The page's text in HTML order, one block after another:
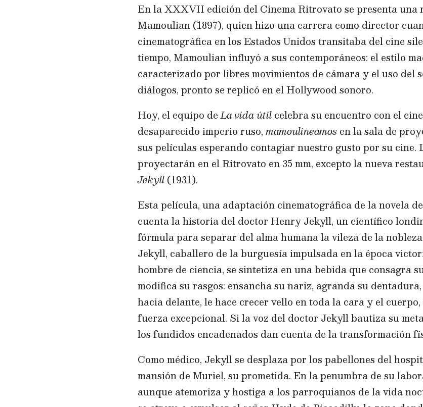
En la XXXVII edición del Cinema Ritrovato se presenta una
Mamoulian (1897), quien hizo una carrera como director
cinematográfica en los Estados Unidos transitaba del cine
tiempo, Mamoulian influyó a sus contemporáneos: el estilo
caracterizado por libres movimientos de cámara y el uso del
diálogos, pronto se replicó en el Hollywood sonoro.
Hoy, el equipo deLa vida útilcelebra su encuentro con el
desaparecido imperio ruso,mamoulineamosen la sala de
sus películas esperando contagiar nuestro gusto por su cine.
proyectarán en el Ritrovato en 35 mm, excepto la nueva
Jekyll(1931).
Esta película, una adaptación cinematográfica de la novela
cuenta la historia del doctor Henry Jekyll, un científico
fórmula para separar del alma humana la vileza de la
Jekyll, caballero de la burguesía impulsada en la época
hombre de ciencia, se sintetiza en una bebida que consagra
modifica su rasgos: ensancha su nariz, agranda su
hacia delante, le hace crecer vello en toda la cara y el
fuerza excepcional. Si la voz del doctor Jekyll bautiza su
los fundidos encadenados dan cuenta de la transformación
Como médico, Jekyll se desplaza por los pabellones del
mansión de Muriel, su prometida. En la penumbra de su
aunque atemoriza y hostiga a los parroquianos de la vida